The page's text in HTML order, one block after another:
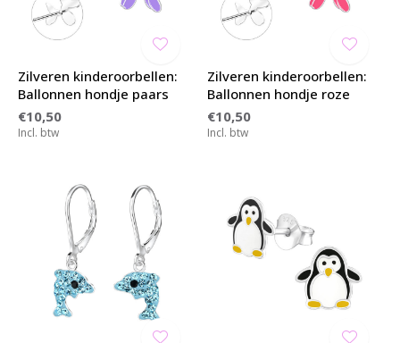
Zilveren kinderoorbellen:
Ballonnen hondje paars
€10,50
Incl. btw
Zilveren kinderoorbellen:
Ballonnen hondje roze
€10,50
Incl. btw